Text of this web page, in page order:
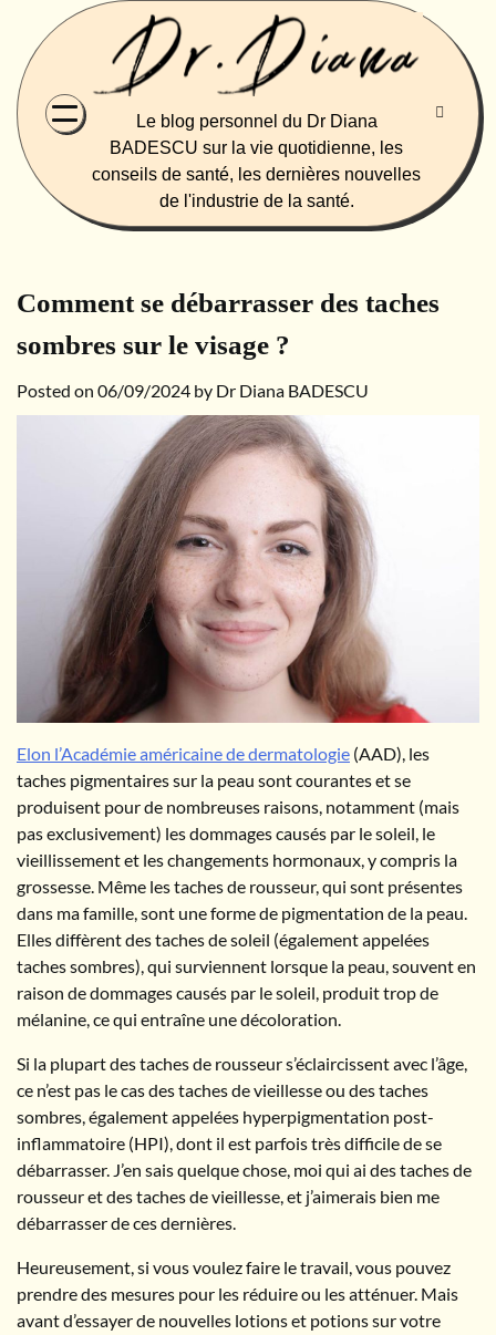
content
Le blog personnel du Dr Diana
BADESCU sur la vie quotidienne, les
conseils de santé, les dernières nouvelles
de l'industrie de la santé.
Comment se débarrasser des taches
sombres sur le visage ?
Posted on 06/09/2024 by Dr Diana BADESCU
Elon l’Académie américaine de dermatologie (AAD), les
taches pigmentaires sur la peau sont courantes et se
produisent pour de nombreuses raisons, notamment (mais
pas exclusivement) les dommages causés par le soleil, le
vieillissement et les changements hormonaux, y compris la
grossesse. Même les taches de rousseur, qui sont présentes
dans ma famille, sont une forme de pigmentation de la peau.
Elles diffèrent des taches de soleil (également appelées
taches sombres), qui surviennent lorsque la peau, souvent en
raison de dommages causés par le soleil, produit trop de
mélanine, ce qui entraîne une décoloration.
Si la plupart des taches de rousseur s’éclaircissent avec l’âge,
ce n’est pas le cas des taches de vieillesse ou des taches
sombres, également appelées hyperpigmentation post-
inflammatoire (HPI), dont il est parfois très difficile de se
débarrasser. J’en sais quelque chose, moi qui ai des taches de
rousseur et des taches de vieillesse, et j’aimerais bien me
débarrasser de ces dernières.
Heureusement, si vous voulez faire le travail, vous pouvez
prendre des mesures pour les réduire ou les atténuer. Mais
avant d’essayer de nouvelles lotions et potions sur votre